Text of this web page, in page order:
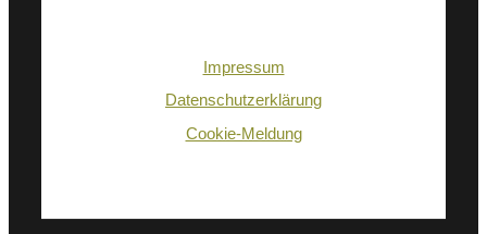
Impressum
Datenschutzerklärung
Cookie-Meldung